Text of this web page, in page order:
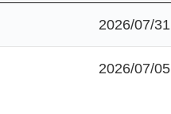
2026/07/31
2026/07/05